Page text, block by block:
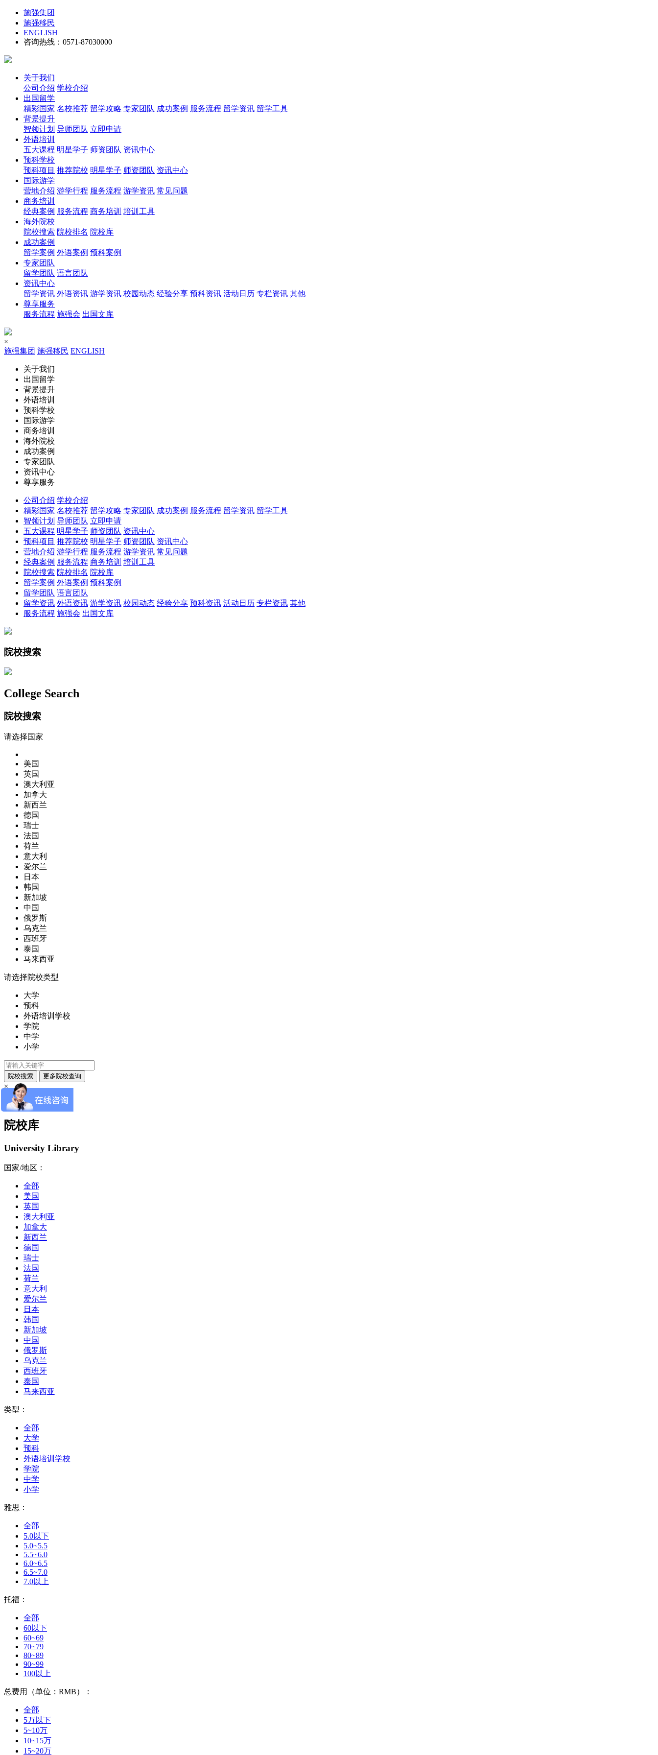
施强集团
施强移民
ENGLISH
咨询热线：0571-87030000
关于我们
公司介绍 学校介绍
出国留学
精彩国家 名校推荐 留学攻略 专家团队 成功案例 服务流程 留学资讯 留学工具
背景提升
智领计划 导师团队 立即申请
外语培训
五大课程 明星学子 师资团队 资讯中心
预科学校
预科项目 推荐院校 明星学子 师资团队 资讯中心
国际游学
营地介绍 游学行程 服务流程 游学资讯 常见问题
商务培训
经典案例 服务流程 商务培训 培训工具
海外院校
院校搜索 院校排名 院校库
成功案例
留学案例 外语案例 预科案例
专家团队
留学团队 语言团队
资讯中心
留学资讯 外语资讯 游学资讯 校园动态 经验分享 预科资讯 活动日历 专栏资讯 其他
尊享服务
服务流程 施强会 出国文库
×
施强集团 施强移民 ENGLISH
关于我们
出国留学
背景提升
外语培训
预科学校
国际游学
商务培训
海外院校
成功案例
专家团队
资讯中心
尊享服务
公司介绍 学校介绍
精彩国家 名校推荐 留学攻略 专家团队 成功案例 服务流程 留学资讯 留学工具
智领计划 导师团队 立即申请
五大课程 明星学子 师资团队 资讯中心
预科项目 推荐院校 明星学子 师资团队 资讯中心
营地介绍 游学行程 服务流程 游学资讯 常见问题
经典案例 服务流程 商务培训 培训工具
院校搜索 院校排名 院校库
留学案例 外语案例 预科案例
留学团队 语言团队
留学资讯 外语资讯 游学资讯 校园动态 经验分享 预科资讯 活动日历 专栏资讯 其他
服务流程 施强会 出国文库
院校搜索
College Search
院校搜索
请选择国家
美国
英国
澳大利亚
加拿大
新西兰
德国
瑞士
法国
荷兰
意大利
爱尔兰
日本
韩国
新加坡
中国
俄罗斯
乌克兰
西班牙
泰国
马来西亚
请选择院校类型
大学
预科
外语培训学校
学院
中学
小学
×
院校库
University Library
国家/地区：
全部
美国
英国
澳大利亚
加拿大
新西兰
德国
瑞士
法国
荷兰
意大利
爱尔兰
日本
韩国
新加坡
中国
俄罗斯
乌克兰
西班牙
泰国
马来西亚
类型：
全部
大学
预科
外语培训学校
学院
中学
小学
雅思：
全部
5.0以下
5.0~5.5
5.5~6.0
6.0~6.5
6.5~7.0
7.0以上
托福：
全部
60以下
60~69
70~79
80~89
90~99
100以上
总费用（单位：RMB）：
全部
5万以下
5~10万
10~15万
15~20万